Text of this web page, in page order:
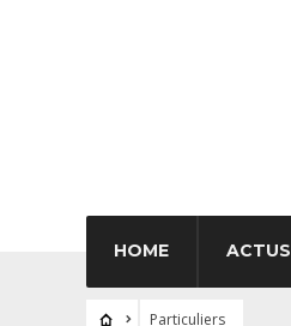
HOME ACTUS
Particuliers